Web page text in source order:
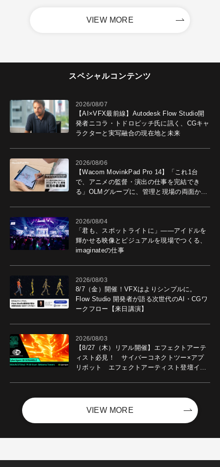
VIEW MORE
スペシャルコンテンツ
2026/08/07
【AI×VFX最前線】Autodesk Flow Studio開
発者ニコラ・トドロビッチ氏に訊く、CGキャ
ラクターと実写融合の現在地と未来
2026/08/06
【Wacom MovinkPad Pro 14】「これ1台
で、アニメの監督・演出の仕事を完結でき
る」OLMグループに、管理と現場の両面から
2026/08/04
「君も、スポットライトに」――アイドルを
輝かせる映像とビジュアルを現場でつくる、
imaginateの仕事
2026/08/03
8/7（金）開催！VFXはよりシンプルに。
Flow Studio 開発者が語る次世代のAI・CGワ
ークフロー【来日講演】
2026/08/03
【8/27（木）リアル開催】エフェクトアーテ
ィスト必見！ サイバーコネクトツー×アプ
リボット エフェクトアーティスト登壇イベ
VIEW MORE